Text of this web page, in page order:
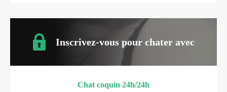
Inscrivez-vous pour chater avec
Chat coquin 24h/24h